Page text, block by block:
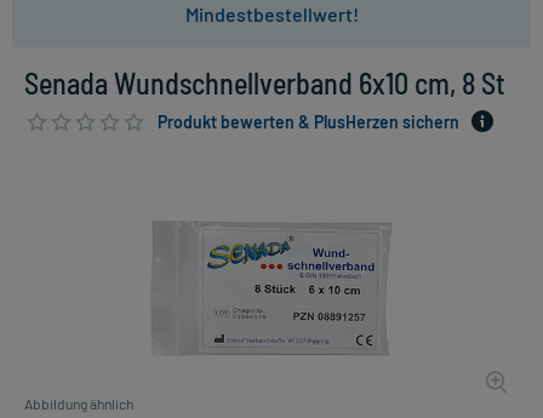
Mindestbestellwert!
Senada Wundschnellverband 6x10 cm, 8 St
Produkt bewerten & PlusHerzen sichern
Abbildung ähnlich